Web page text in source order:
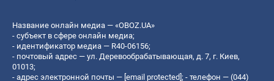
Название онлайн медиа — «OBOZ.UA»
- субъект в сфере онлайн медиа;
- идентификатор медиа — R40-06156;
- почтовый адрес — ул. Деревообрабатывающая, д. 7, г. Киев,
01013;
- адрес электронной почты — [email protected]; - телефон — (044)